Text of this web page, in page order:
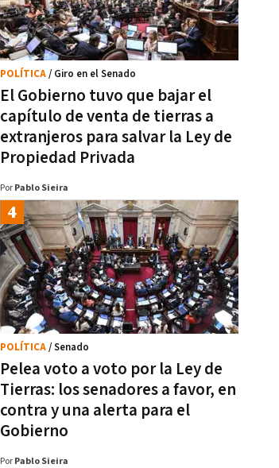
El Gobierno tuvo que bajar el
capítulo de venta de tierras a
extranjeros para salvar la Ley de
Propiedad Privada
POLÍTICA/ Giro en el Senado
Por Pablo Sieira
Pelea voto a voto por la Ley de
Tierras: los senadores a favor, en
contra y una alerta para el
Gobierno
POLÍTICA/ Senado
Por Pablo Sieira